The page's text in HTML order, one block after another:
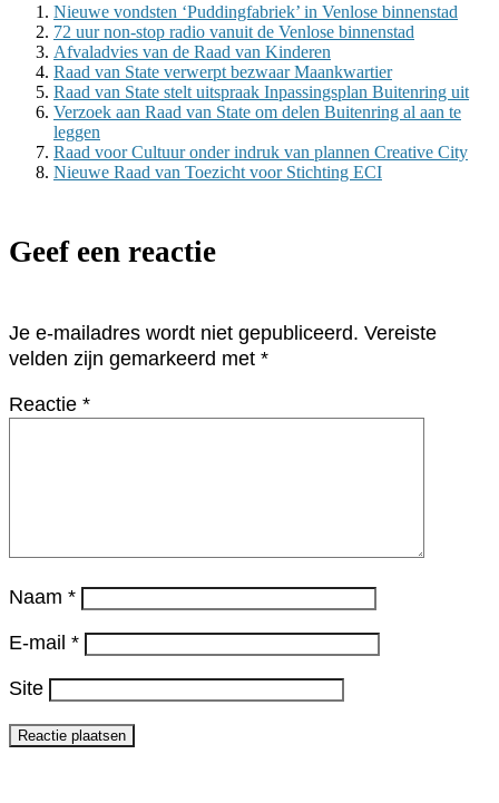
Nieuwe vondsten ‘Puddingfabriek’ in Venlose binnenstad
72 uur non-stop radio vanuit de Venlose binnenstad
Afvaladvies van de Raad van Kinderen
Raad van State verwerpt bezwaar Maankwartier
Raad van State stelt uitspraak Inpassingsplan Buitenring uit
Verzoek aan Raad van State om delen Buitenring al aan te
leggen
Raad voor Cultuur onder indruk van plannen Creative City
Nieuwe Raad van Toezicht voor Stichting ECI
Geef een reactie
Je e-mailadres wordt niet gepubliceerd. Vereiste
velden zijn gemarkeerd met *
Reactie *
Naam *
E-mail *
Site